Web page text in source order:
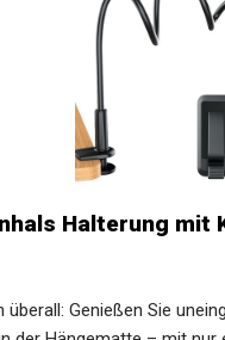
Halterung mit
überall: Genießen Sie